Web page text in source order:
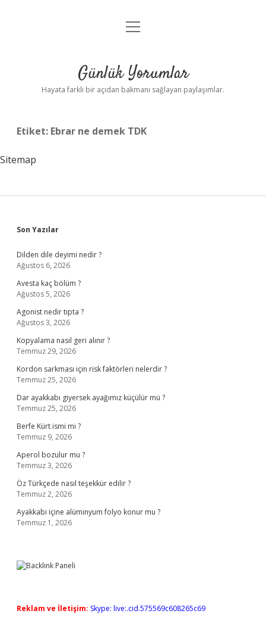
Anasayfa
Yasal Uyarı
menüyü
Günlük Yorumlar
Hayata farklı bir açıdan bakmanı sağlayan paylaşımlar.
Etiket: Ebrar ne demek TDK
Sitemap
Sidebar
Son Yazılar
Dilden dile deyimi nedir ?
Ağustos 6, 2026
Avesta kaç bölüm ?
Ağustos 5, 2026
Agonist nedir tıpta ?
Ağustos 3, 2026
Kopyalama nasıl geri alınır ?
Temmuz 29, 2026
Kordon sarkması için risk faktörleri nelerdir ?
Temmuz 25, 2026
Dar ayakkabı giyersek ayağımız küçülür mü ?
Temmuz 25, 2026
Berfe Kürt ismi mi ?
Temmuz 9, 2026
Aperol bozulur mu ?
Temmuz 3, 2026
Öz Türkçede nasıl teşekkür edilir ?
Temmuz 2, 2026
Ayakkabi içine alüminyum folyo konur mu ?
Temmuz 1, 2026
Reklam ve İletişim: Skype: live:.cid.575569c608265c69